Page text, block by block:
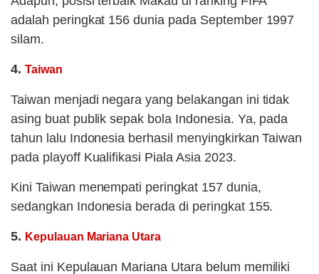
adalah peringkat 156 dunia pada September 1997
silam.
4. Taiwan
Taiwan menjadi negara yang belakangan ini tidak
asing buat publik sepak bola Indonesia. Ya, pada
tahun lalu Indonesia berhasil menyingkirkan Taiwan
pada playoff Kualifikasi Piala Asia 2023.
Kini Taiwan menempati peringkat 157 dunia,
sedangkan Indonesia berada di peringkat 155.
5. Kepulauan Mariana Utara
Saat ini Kepulauan Mariana Utara belum memiliki